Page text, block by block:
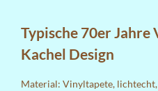
Typische 70er Jahre
Kachel Design
Material: Vinyltapete,